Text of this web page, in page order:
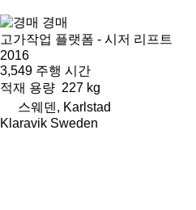
경매
고가작업 플랫폼 - 시저 리프트
2016
3,549 주행 시간
적재 용량 227 kg
스웨덴, Karlstad
Klaravik Sweden